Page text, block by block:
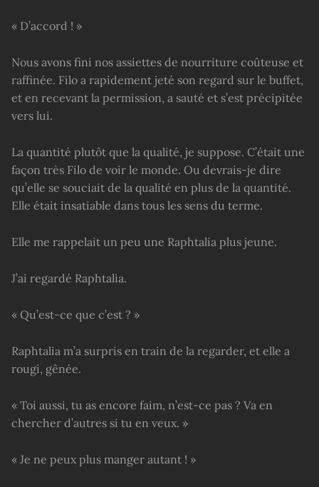
« D’accord ! »
Nous avons fini nos assiettes de nourriture coûteuse et
raffinée. Filo a rapidement jeté son regard sur le buffet,
et en recevant la permission, a sauté et s’est précipitée
vers lui.
La quantité plutôt que la qualité, je suppose. C’était une
façon très Filo de voir le monde. Ou devrais-je dire
qu’elle se souciait de la qualité en plus de la quantité.
Elle était insatiable dans tous les sens du terme.
Elle me rappelait un peu une Raphtalia plus jeune.
J’ai regardé Raphtalia.
« Qu’est-ce que c’est ? »
Raphtalia m’a surpris en train de la regarder, et elle a
rougi, gênée.
« Toi aussi, tu as encore faim, n’est-ce pas ? Va en
chercher d’autres si tu en veux. »
« Je ne peux plus manger autant ! »